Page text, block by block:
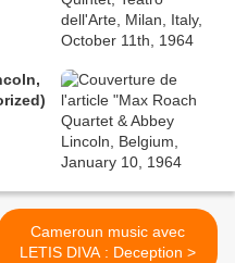
Cameroun music avec
LETIS DIVA : Deception >